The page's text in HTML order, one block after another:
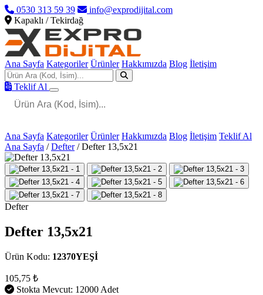
0530 313 59 39
info@exprodijital.com
Kapaklı / Tekirdağ
Ana Sayfa Kategoriler Ürünler Hakkımızda Blog İletişim
Teklif Al
Ana Sayfa Kategoriler Ürünler Hakkımızda Blog İletişim Teklif Al
Ana Sayfa / Defter / Defter 13,5x21
Defter
Defter 13,5x21
Ürün Kodu: 12370YEŞİ
105,75 ₺
Stokta Mevcut: 12000 Adet